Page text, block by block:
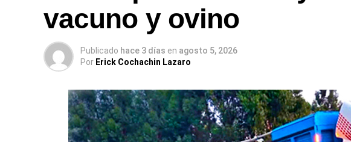
vacuno y ovino
Publicado hace 3 días en agosto 5, 2026
Por Erick Cochachin Lazaro